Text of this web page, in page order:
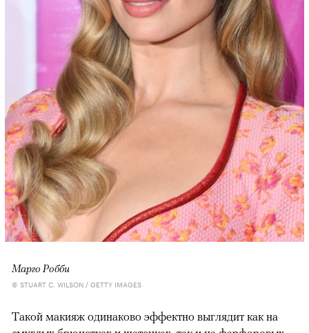
Марго Робби
© STUART C. WILSON / GETTY IMAGES
Такой макияж одинаково эффектно выглядит как на